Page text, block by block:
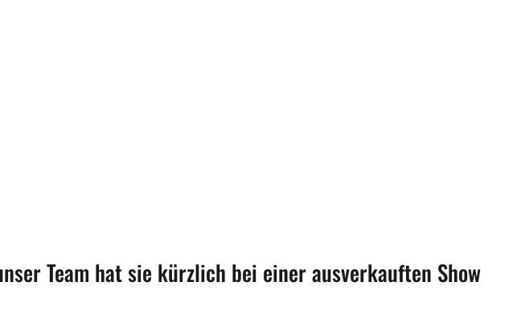
Team hat sie kürzlich bei einer ausverkauften Show